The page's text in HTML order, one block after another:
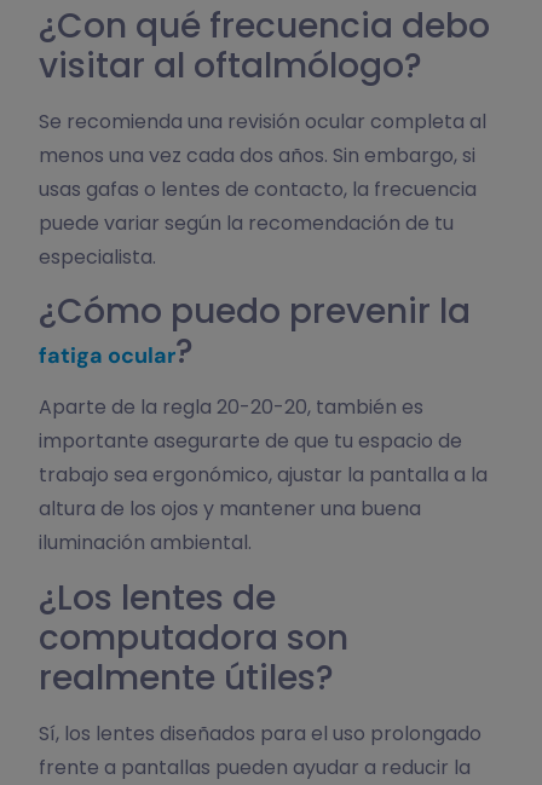
¿Con qué frecuencia debo
visitar al oftalmólogo?
Se recomienda una revisión ocular completa al
menos una vez cada dos años. Sin embargo, si
usas gafas o lentes de contacto, la frecuencia
puede variar según la recomendación de tu
especialista.
¿Cómo puedo prevenir la
fatiga ocular?
Aparte de la regla 20-20-20, también es
importante asegurarte de que tu espacio de
trabajo sea ergonómico, ajustar la pantalla a la
altura de los ojos y mantener una buena
iluminación ambiental.
¿Los lentes de
computadora son
realmente útiles?
Sí, los lentes diseñados para el uso prolongado
frente a pantallas pueden ayudar a reducir la